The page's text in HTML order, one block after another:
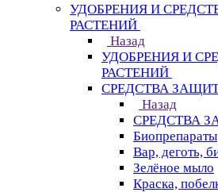
УДОБРЕНИЯ И
РАСТЕНИЙ
Назад
УДОБРЕНИЯ И
РАСТЕНИЙ
СРЕДСТВА
Назад
СРЕДСТВА
Биопрепараты
Вар, деготь,
Зелёное мыло
Краска,